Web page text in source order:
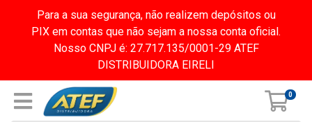
Para a sua segurança, não realizem depósitos ou
PIX em contas que não sejam a nossa conta oficial.
Nosso CNPJ é: 27.717.135/0001-29 ATEF
DISTRIBUIDORA EIRELI
0